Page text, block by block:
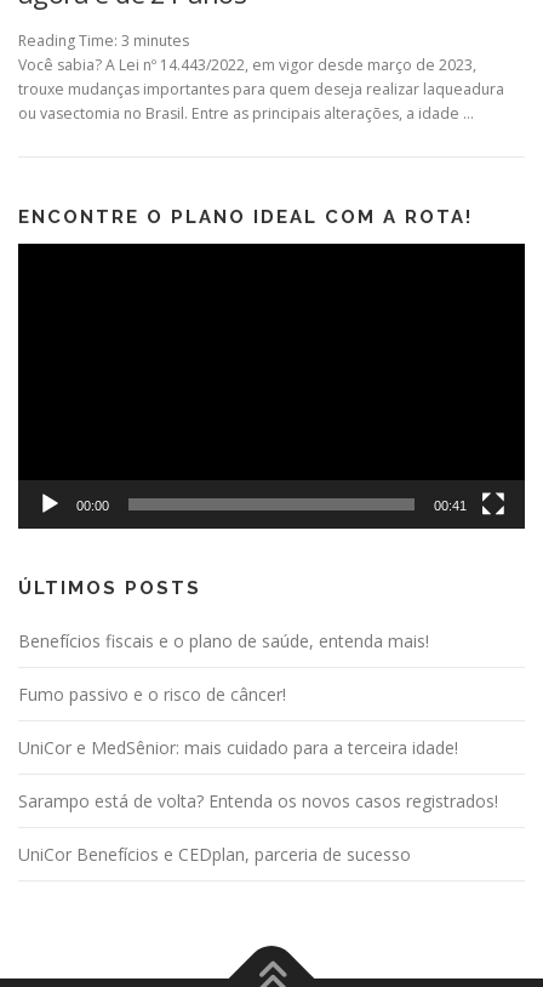
Reading Time: 3 minutes
Você sabia? A Lei nº 14.443/2022, em vigor desde março de 2023,
trouxe mudanças importantes para quem deseja realizar laqueadura
ou vasectomia no Brasil. Entre as principais alterações, a idade …
ENCONTRE O PLANO IDEAL COM A ROTA!
00:00 00:41
ÚLTIMOS POSTS
Benefícios fiscais e o plano de saúde, entenda mais!
Fumo passivo e o risco de câncer!
UniCor e MedSênior: mais cuidado para a terceira idade!
Sarampo está de volta? Entenda os novos casos registrados!
UniCor Benefícios e CEDplan, parceria de sucesso